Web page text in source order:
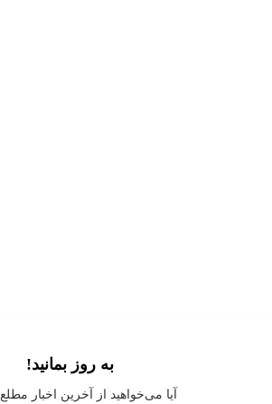
client
-side exception has occurred while loading
به روز بمانید!
آیا می‌خواهید از آخرین اخبار